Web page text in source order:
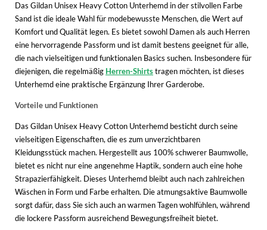
Das Gildan Unisex Heavy Cotton Unterhemd in der stilvollen Farbe
Sand ist die ideale Wahl für modebewusste Menschen, die Wert auf
Komfort und Qualität legen. Es bietet sowohl Damen als auch Herren
eine hervorragende Passform und ist damit bestens geeignet für alle,
die nach vielseitigen und funktionalen Basics suchen. Insbesondere für
diejenigen, die regelmäßig Herren-Shirtstragen möchten, ist dieses
Unterhemd eine praktische Ergänzung Ihrer Garderobe.
Vorteile und Funktionen
Das Gildan Unisex Heavy Cotton Unterhemd besticht durch seine
vielseitigen Eigenschaften, die es zum unverzichtbaren
Kleidungsstück machen. Hergestellt aus 100% schwerer Baumwolle,
bietet es nicht nur eine angenehme Haptik, sondern auch eine hohe
Strapazierfähigkeit. Dieses Unterhemd bleibt auch nach zahlreichen
Wäschen in Form und Farbe erhalten. Die atmungsaktive Baumwolle
sorgt dafür, dass Sie sich auch an warmen Tagen wohlfühlen, während
die lockere Passform ausreichend Bewegungsfreiheit bietet.